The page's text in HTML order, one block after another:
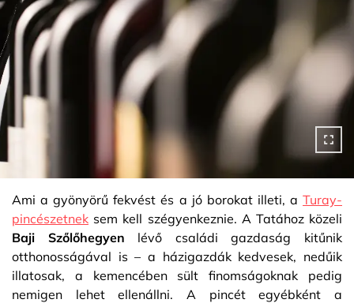
Ami a gyönyörű fekvést és a jó borokat illeti, a Turay-
pincészetnek sem kell szégyenkeznie. A Tatához közeli
Baji Szőlőhegyen lévő családi gazdaság kitűnik
otthonosságával is – a házigazdák kedvesek, nedűik
illatosak, a kemencében sült finomságoknak pedig
nemigen lehet ellenállni. A pincét egyébként a